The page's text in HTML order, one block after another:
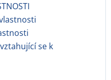
se k